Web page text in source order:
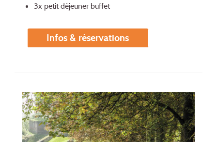
3x petit déjeuner buffet
Infos & réservations